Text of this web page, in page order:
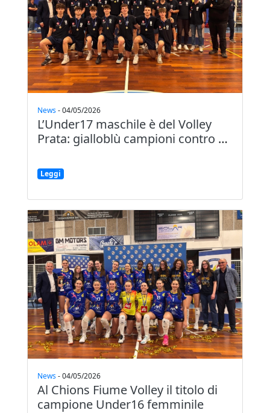
News-04/05/2026
L’Under17 maschile è del Volley
Prata: gialloblù campioni contro …
Leggi
News-04/05/2026
Al Chions Fiume Volley il titolo di
campione Under16 femminile